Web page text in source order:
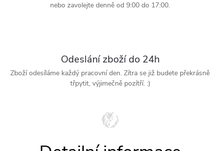
nebo zavolejte denně od 9:00 do 17:00.
Odeslání zboží do 24h
Zboží odesíláme každý pracovní den. Zítra se již budete překrásně
třpytit, výjimečně pozítří. :)